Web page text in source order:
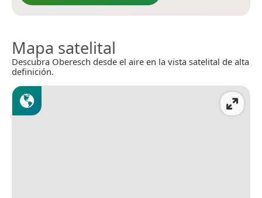
Mapa satelital
Descubra Oberesch desde el aire en la vista satelital de alta
definición.